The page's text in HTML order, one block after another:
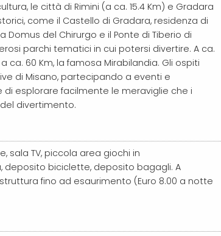
le città di Rimini (a ca. 15.4 Km) e Gradara
come il Castello di Gradara, residenza di
Domus del Chirurgo e il Ponte di Tiberio di
parchi tematici in cui potersi divertire. A ca.
ca. 60 Km, la famosa Mirabilandia. Gli ospiti
di Misano, partecipando a eventi e
esplorare facilmente le meraviglie che i
divertimento.
sala TV, piccola area giochi in
deposito biciclette, deposito bagagli. A
fino ad esaurimento (Euro 8.00 a notte